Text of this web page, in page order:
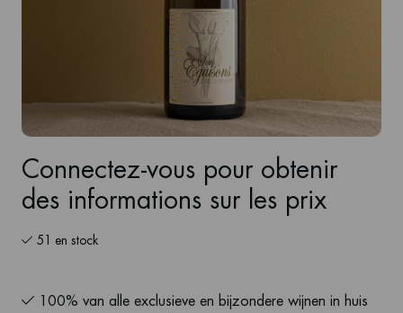
Connectez-vous pour obtenir
des informations sur les prix
51 en stock
100% van alle exclusieve en bijzondere wijnen in huis